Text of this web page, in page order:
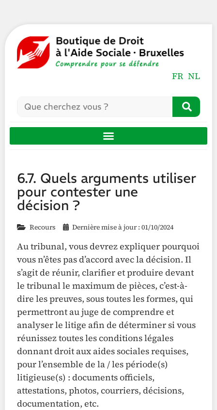
FR NL
6.7. Quels arguments utiliser
pour contester une
décision ?
Recours Dernière mise à jour : 01/10/2024
Au tribunal, vous devrez expliquer pourquoi
vous n’êtes pas d’accord avec la décision. Il
s’agit de réunir, clarifier et produire devant
le tribunal le maximum de pièces, c’est-à-
dire les preuves, sous toutes les formes, qui
permettront au juge de comprendre et
analyser le litige afin de déterminer si vous
réunissez toutes les conditions légales
donnant droit aux aides sociales requises,
pour l’ensemble de la / les période(s)
litigieuse(s) : documents officiels,
attestations, photos, courriers, décisions,
documentation, etc.